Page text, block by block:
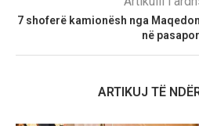
7 shoferë kamionësh nga
në
ARTIKUJ TË